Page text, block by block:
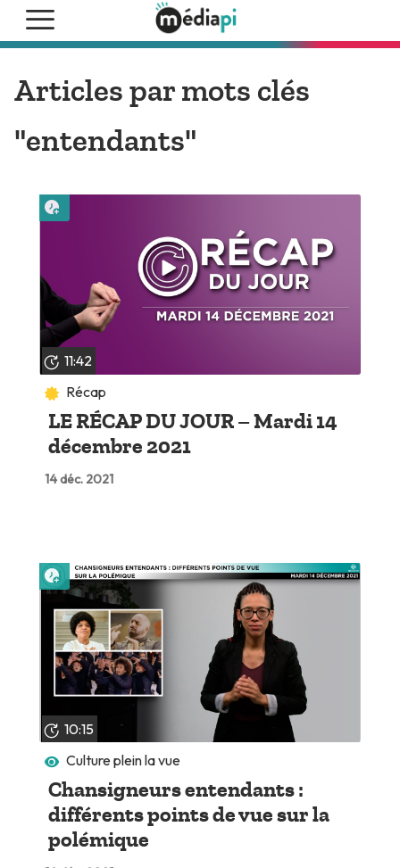
Articles par mots clés
"entendants"
11:42
Récap
LE RÉCAP DU JOUR – Mardi 14
décembre 2021
14 déc. 2021
10:15
Culture plein la vue
Chansigneurs entendants :
différents points de vue sur la
polémique
Lire plus tard